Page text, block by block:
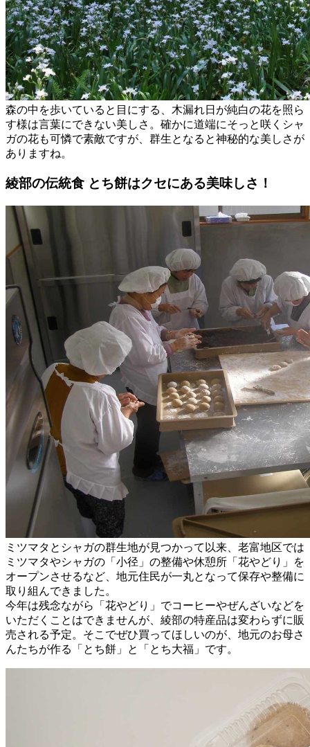
森の中を歩いていると目にする、木漏れ日が純白の花を照ら
す様は言葉にできない美しさ。確かに道端にそっと咲くシャ
ガの花も可憐で素敵ですが、群生となると神秘的な美しさが
ありますね。
綾部の伝統食 とち餅はクセにある美味しさ！
ミツマタとシャガの群生地が見つかって以来、老富地区では
ミツマタやシャガの「小径」の整備や休憩所「花やどり」を
オープンさせるなど、地元住民が一丸となって保存や整備に
取り組んできました。
今年は残念ながら「花やどり」でコーヒーやぜんざいなどを
いただくことはできませんが、綾部の特産品は変わらずに販
売される予定。そこでぜひ買ってほしいのが、地元のお母さ
んたちが作る「とち餅」と「とち大福」です。